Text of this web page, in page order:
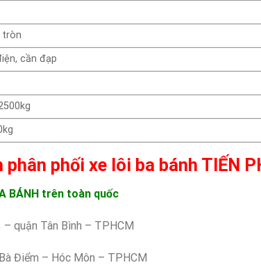
tròn
cần đạp
phối xe lôi ba bánh TIẾN
BÁNH trên toàn quốc
quận Tân Bình – TPHCM
Điểm – Hóc Môn – TPHCM